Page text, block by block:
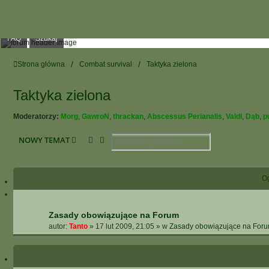
FAQ Szukaj
Strona główna Combat survival Taktyka zielona
Taktyka zielona
Moderatorzy: Morg, GawroN , thrackan, Abscessus Perianalis, Valdi, Dąb,
NOWY TEMAT SzukajWyszukiwanie Zaawansowane
Zasady obowiązujące na Forum
autor: Tanto » 17 lut 2009, 21:05 » w Zasady obowiązujące na